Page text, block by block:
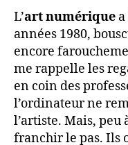
L’art numérique
années 1980,
encore
me rappelle les
en coin des
l’ordinateur ne
l’artiste. Mais, peu
franchir le pas. Ils